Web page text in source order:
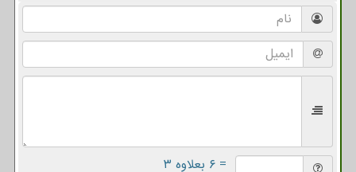
= ۶ بعلاوه ۳